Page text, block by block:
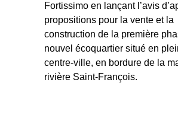
Fortissimo en lançant l’avis
propositions pour la vente et la
construction de la première
nouvel écoquartier situé en
centre-ville, en bordure de la
rivière Saint-François.